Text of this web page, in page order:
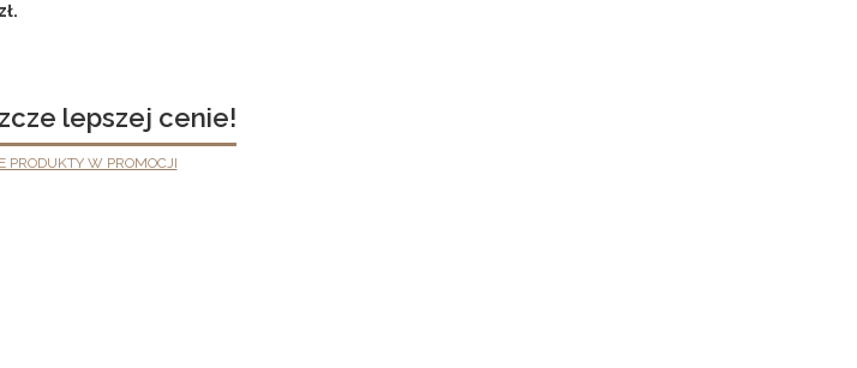
lepszej cenie!
PRODUKTY W PROMOCJI